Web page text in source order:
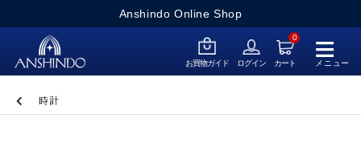
Anshindo Online Shop
≡
メニュー
お買物ガイド ログイン
0
カート
時計